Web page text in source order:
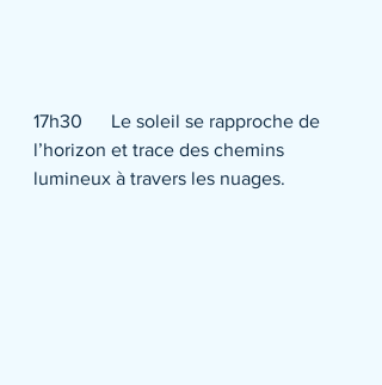
17h30      Le soleil se rapproche de
l’horizon et trace des chemins
lumineux à travers les nuages.